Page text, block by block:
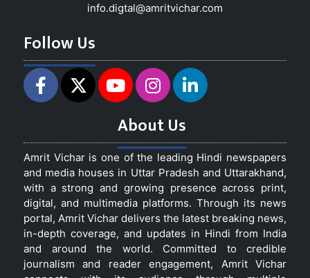
info.digtal@amritvichar.com
Follow Us
About Us
Amrit Vichar is one of the leading Hindi newspapers
and media houses in Uttar Pradesh and Uttarakhand,
with a strong and growing presence across print,
digital, and multimedia platforms. Through its news
portal, Amrit Vichar delivers the latest breaking news,
in-depth coverage, and updates in Hindi from India
and around the world. Committed to credible
journalism and reader engagement, Amrit Vichar